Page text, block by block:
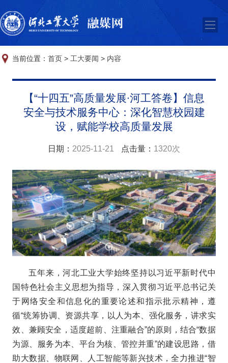
当前位置：首页 > 工大要闻 > 内容
【“十四五”高质量发展∙河工答卷】信息
安全与技术服务中心：深化智慧校园建
设，赋能学校高质量发展
日期： 2025-11-21 点击量： 1320次
五年来，河北工业大学始终坚持以习近平新时代中
国特色社会主义思想为指导，深入贯彻习近平总书记关
于网络安全和信息化的重要论述和指示批示精神，遵
循“统筹协调、资源共享，以人为本、强化服务，讲求实
效、兼顾安全，适度超前、注重融合”的原则，结合“数据
为源、服务为本、平台为核、管控并重”的建设思路，借
助大数据、物联网、人工智能等新兴技术，全力推进“智